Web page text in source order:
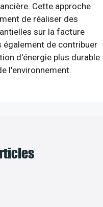
Cette approche
de réaliser des
sur la facture
également de contribuer
d'énergie plus durable
l'environnement.